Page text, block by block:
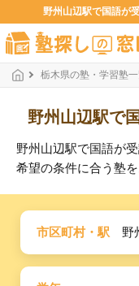
野州山辺駅で国語が
栃木県の塾・学習塾
野州山辺駅で
野州山辺駅で国語が
希望の条件に合う塾を
市区町村・駅 野